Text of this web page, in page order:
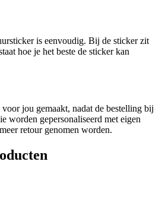
is eenvoudig. Bij de sticker zit
hoe je het beste de sticker kan
jou gemaakt, nadat de bestelling bij
worden gepersonaliseerd met eigen
retour genomen worden.